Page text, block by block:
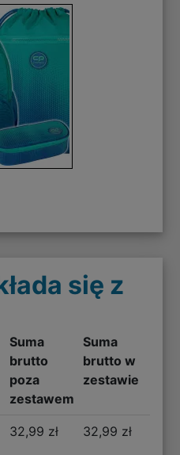
się z
Suma
brutto
poza
zestawem
Suma
brutto w
zestawie
32,99 zł 32,99 zł